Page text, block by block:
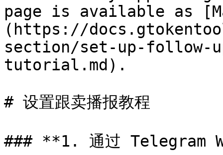
page is available as
(https://
section/set-up-follow-
tutorial.md).
# 设置跟卖播报教程
### **1. 通过 Telegram